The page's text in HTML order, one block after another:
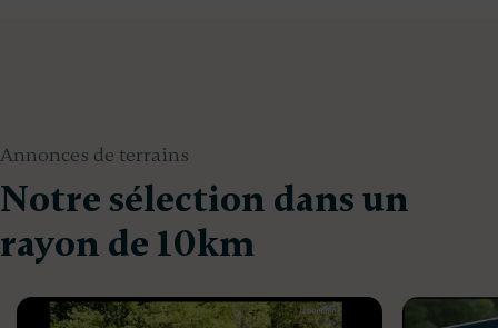
Annonces de terrains
Notre sélection dans un
rayon de 10km